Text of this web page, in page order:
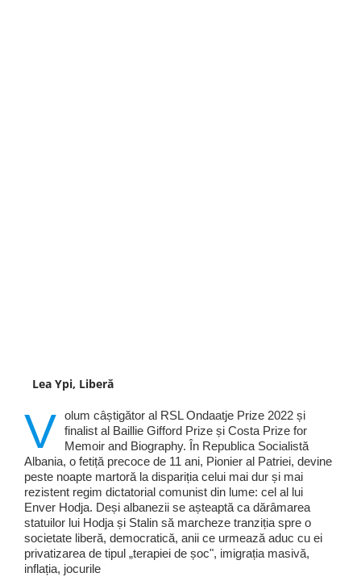
Lea Ypi, Liberă
V olum câștigător al RSL Ondaatje Prize 2022 și
finalist al Baillie Gifford Prize și Costa Prize for
Memoir and Biography. În Republica Socialistă
Albania, o fetiță precoce de 11 ani, Pionier al Patriei, devine
peste noapte martoră la dispariția celui mai dur și mai
rezistent regim dictatorial comunist din lume: cel al lui
Enver Hodja. Deși albanezii se așteaptă ca dărâmarea
statuilor lui Hodja și Stalin să marcheze tranziția spre o
societate liberă, democratică, anii ce urmează aduc cu ei
privatizarea de tipul „terapiei de șoc", imigrația masivă,
inflația, jocurile